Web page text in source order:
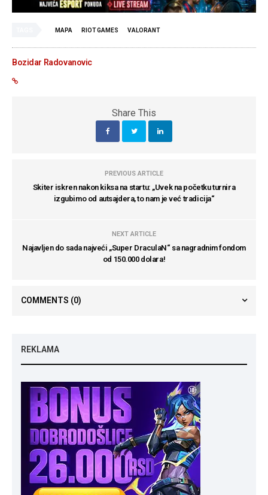
MAPA RIOT GAMES VALORANT
Bozidar Radovanovic
Share This
PREVIOUS ARTICLE
Skiter iskren nakon kiksa na startu: „Uvek na početku turnira
izgubimo od autsajdera, to nam je već tradicija“
NEXT ARTICLE
Najavljen do sada najveći „Super DraculaN“ sa nagradnim fondom
od 150.000 dolara!
COMMENTS (0)
REKLAMA